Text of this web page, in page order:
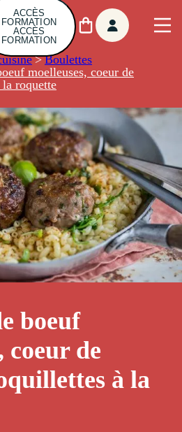
ACCÈS
FORMATION
ACCÈS
FORMATION
> Boulettes
moelleuses, coeur de
roquette
boeuf
coeur de
à la